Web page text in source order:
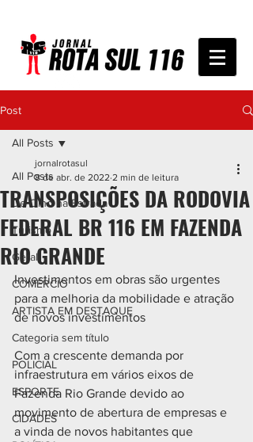
Post
All Posts
De Olho na Estrada
Turismo
Geral
COMÉRCIO
ARTISTA EM DESTAQUE
Categoria sem título
POLICIAL
ESPORTE
CIDADES
All Posts
TRANSPOSIÇÕES DA RODOVIA
FEDERAL BR 116 EM FAZENDA
RIO GRANDE
jornalrotasul
8 de abr. de 2022 2 min de leitura
Investimentos em obras são urgentes
para a melhoria da mobilidade e atração
de novos investimentos
Com a crescente demanda por
infraestrutura em vários eixos de
Fazenda Rio Grande devido ao
movimento de abertura de empresas e
a vinda de novos habitantes que